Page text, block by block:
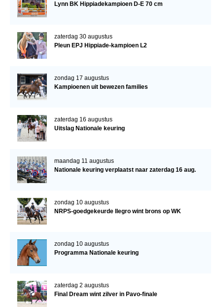
Lynn BK Hippiadekampioen D-E 70 cm
zaterdag 30 augustus
Pleun EPJ Hippiade-kampioen L2
zondag 17 augustus
Kampioenen uit bewezen families
zaterdag 16 augustus
Uitslag Nationale keuring
maandag 11 augustus
Nationale keuring verplaatst naar zaterdag 16 aug.
zondag 10 augustus
NRPS-goedgekeurde Ilegro wint brons op WK
zondag 10 augustus
Programma Nationale keuring
zaterdag 2 augustus
Final Dream wint zilver in Pavo-finale